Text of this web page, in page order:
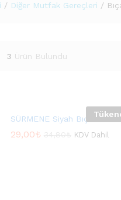
/ Diğer Mutfak Gereçleri /
3 Ürün Bulundu
SÜRMENE Siyah Bıçak
29,00₺ KDV Dahil
29,00₺